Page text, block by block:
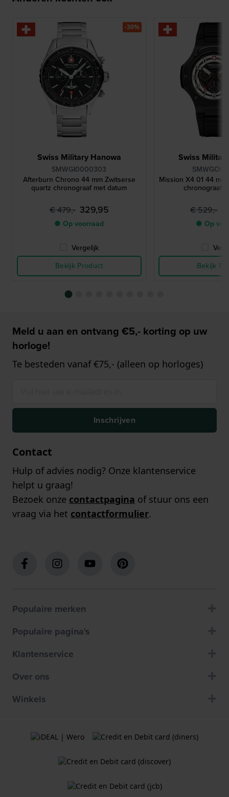
Swiss Military Hanowa
SMWGI0000303
Afterburn Chrono 44 mm Zwitserse
quartz chronograaf met datum
€ 479,- 329,95
● Op voorraad
Vergelijk
Bekijk Product
-30%
Swiss
Mission X4 01 44
chronograaf
€ 529,-
● Op
Bekijk
Meld u aan en ontvang €5,- korting op uw
horloge!
Te besteden vanaf €75,- (alleen op horloges)
Inschrijven
Contact
Hulp of advies nodig? Onze klantenservice
helpt u graag!
Bezoek onze contactpagina of stuur ons een
vraag via het contactformulier.
Populaire merken
Populaire pagina's
Klantenservice
Over ons
Winkels